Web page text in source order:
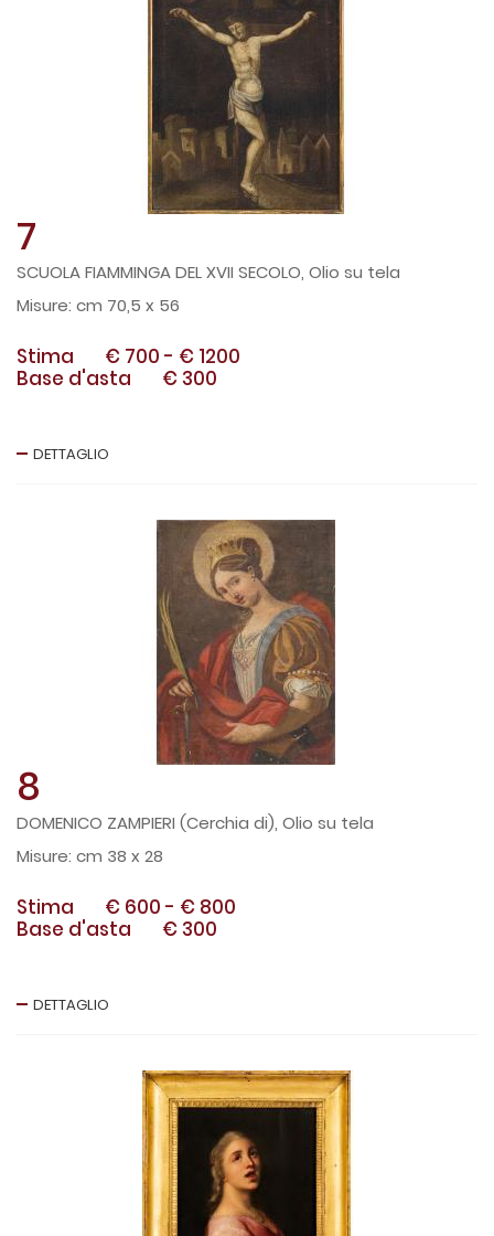
7
SCUOLA FIAMMINGA DEL XVII SECOLO, Olio su tela
cm 70,5 x 56
Stima € 700 - € 1200
Base d'asta
€ 300
DETTAGLIO
8
DOMENICO ZAMPIERI (Cerchia di), Olio su tela
cm 38 x 28
Stima € 600 - € 800
Base d'asta
€ 300
DETTAGLIO